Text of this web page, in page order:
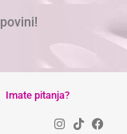
Imate pitanja?